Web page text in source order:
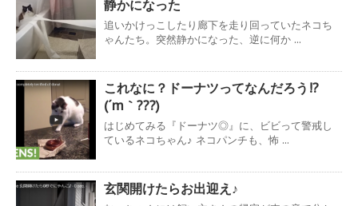
静かになった
追いかけっこしたり廊下を走り回っていたネコち
ゃんたち。突然静かになった、逆に何か ...
これなに？ドーナツってなんだろう!?
(´m｀???)
はじめてみる『ドーナツ◎』に、ビビって警戒し
ているネコちゃん♪ ネコパンチも、怖 ...
玄関開けたらお出迎え♪